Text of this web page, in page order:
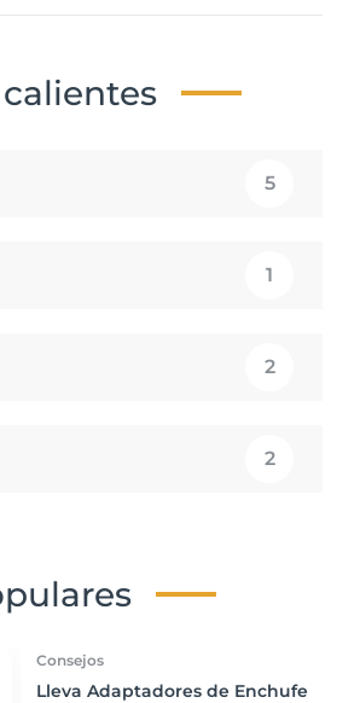
5
1
2
2
Consejos
Lleva Adaptadores de Enchufe